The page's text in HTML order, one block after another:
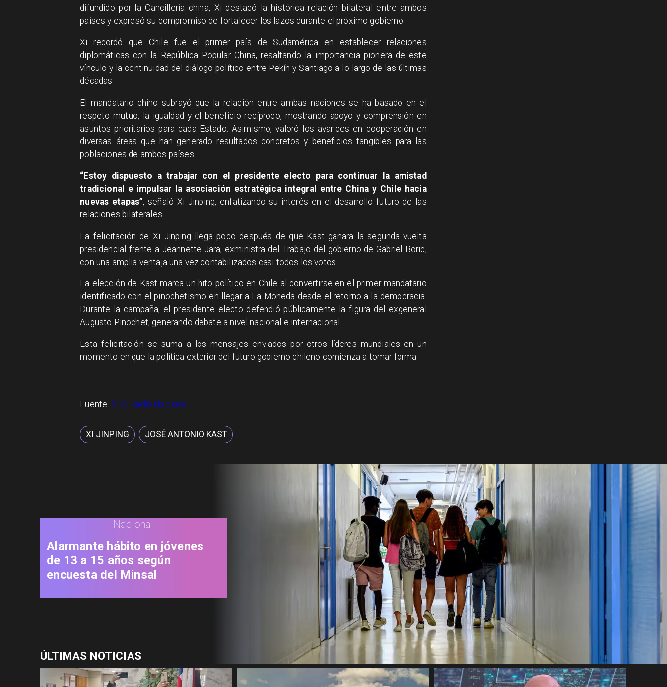
difundido por la Cancillería china, Xi destacó la histórica relación bilateral entre ambos
países y expresó su compromiso de fortalecer los lazos durante el próximo gobierno.
Xi recordó que Chile fue el primer país de Sudamérica en establecer relaciones
diplomáticas con la República Popular China, resaltando la importancia pionera de este
vínculo y la continuidad del diálogo político entre Pekín y Santiago a lo largo de las últimas
décadas.
El mandatario chino subrayó que la relación entre ambas naciones se ha basado en el
respeto mutuo, la igualdad y el beneficio recíproco, mostrando apoyo y comprensión en
asuntos prioritarios para cada Estado. Asimismo, valoró los avances en cooperación en
diversas áreas que han generado resultados concretos y beneficios tangibles para las
poblaciones de ambos países.
“Estoy dispuesto a trabajar con el presidente electo para continuar la amistad
tradicional e impulsar la asociación estratégica integral entre China y Chile hacia
nuevas etapas”, señaló Xi Jinping, enfatizando su interés en el desarrollo futuro de las
relaciones bilaterales.
La felicitación de Xi Jinping llega poco después de que Kast ganara la segunda vuelta
presidencial frente a Jeannette Jara, exministra del Trabajo del gobierno de Gabriel Boric,
con una amplia ventaja una vez contabilizados casi todos los votos.
La elección de Kast marca un hito político en Chile al convertirse en el primer mandatario
identificado con el pinochetismo en llegar a La Moneda desde el retorno a la democracia.
Durante la campaña, el presidente electo defendió públicamente la figura del exgeneral
Augusto Pinochet, generando debate a nivel nacional e internacional.
Esta felicitación se suma a los mensajes enviados por otros líderes mundiales en un
momento en que la política exterior del futuro gobierno chileno comienza a tomar forma.
Fuente: ADN Radio Nacional
XI JINPING JOSÉ ANTONIO KAST
Nacional
Alarmante hábito en jóvenes
de 13 a 15 años según
encuesta del Minsal
ÚLTIMAS NOTICIAS